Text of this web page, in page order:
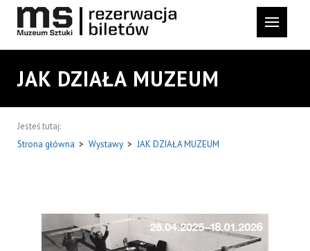
JAK DZIAŁA MUZEUM
Jesteś tutaj:
Strona główna > Wystawy > JAK DZIAŁA MUZEUM